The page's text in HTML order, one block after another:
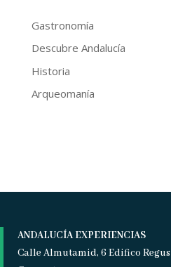
Gastronomía
Descubre Andalucía
Historia
Arqueomanía
ANDALUCÍA EXPERIENCIAS
Calle Almutamid, 6 Edifico Regus